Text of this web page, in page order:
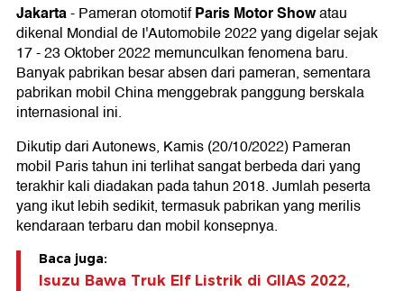
Jakarta-Pameran otomotifParis Motor Showatau
dikenal Mondial de I'Automobile 2022 yang digelar sejak
17 - 23 Oktober 2022 memunculkan fenomena baru.
Banyak pabrikan besar absen dari pameran, sementara
pabrikan mobil China menggebrak panggung berskala
internasional ini.
Dikutip dari Autonews, Kamis (20/10/2022) Pameran
mobil Paris tahun ini terlihat sangat berbeda dari yang
terakhir kali diadakan pada tahun 2018. Jumlah peserta
yang ikut lebih sedikit, termasuk pabrikan yang merilis
kendaraan terbaru dan mobil konsepnya.
Baca juga:
Isuzu Bawa Truk Elf Listrik di GIIAS 2022,